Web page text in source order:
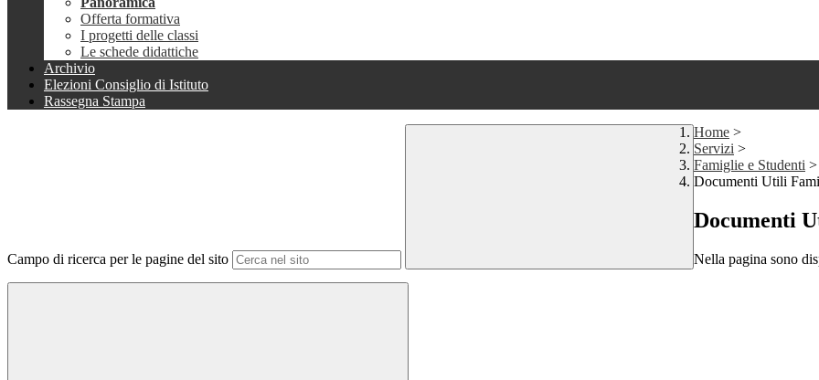
Offerta formativa
I progetti delle classi
Le schede didattiche
Archivio
Elezioni Consiglio di Istituto
Rassegna Stampa
Campo di ricerca per le pagine del sito
Home >
Servizi >
Famiglie e Studenti >
Documenti Utili
Documenti
Nella pagina sono